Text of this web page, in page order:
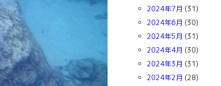
2024年7月 (31)
2024年6月 (30)
2024年5月 (31)
2024年4月 (30)
2024年3月 (31)
2024年2月 (28)